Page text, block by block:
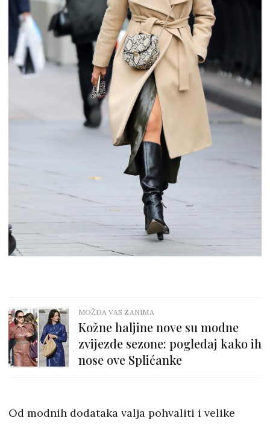
MOŽDA VAS ZANIMA
Kožne haljine nove su modne
zvijezde sezone: pogledaj kako ih
nose ove Splićanke
Od modnih dodataka valja pohvaliti i velike